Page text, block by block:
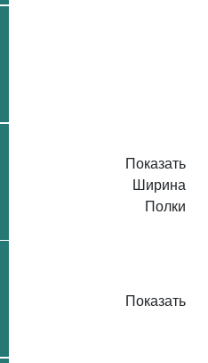
Показать
Ширина
Полки
Показать